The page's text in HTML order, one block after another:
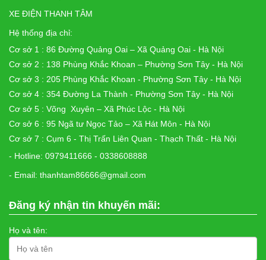
XE ĐIỆN THANH TÂM
Hệ thống địa chỉ:
Cơ sở 1 : 86 Đường Quảng Oai – Xã Quảng Oai - Hà Nội
Cơ sở 2 : 138 Phùng Khắc Khoan – Phường Sơn Tây - Hà Nội
Cơ sở 3 : 205 Phùng Khắc Khoan - Phường Sơn Tây - Hà Nội
Cơ sở 4 : 354 Đường La Thành - Phường Sơn Tây - Hà Nội
Cơ sở 5 : Võng Xuyên – Xã Phúc Lộc - Hà Nội
Cơ sở 6 : 95 Ngã tư Ngọc Tảo – Xã Hát Môn - Hà Nội
Cơ sở 7 : Cụm 6 - Thị Trấn Liên Quan - Thạch Thất - Hà Nội
- Hotline: 0979411666 - 0338608888
- Email: thanhtam86666@gmail.com
Đăng ký nhận tin khuyến mãi:
Họ và tên: